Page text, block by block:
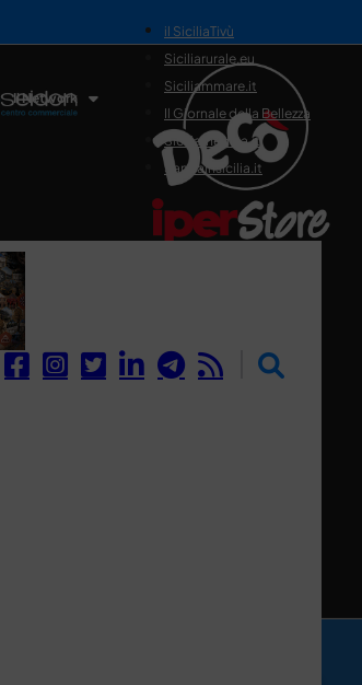
Il Network
il SiciliaTivù
Siciliarurale.eu
Siciliammare.it
Il Giornale della Bellezza
Siciliamedica.it
Sanitainsicilia.it